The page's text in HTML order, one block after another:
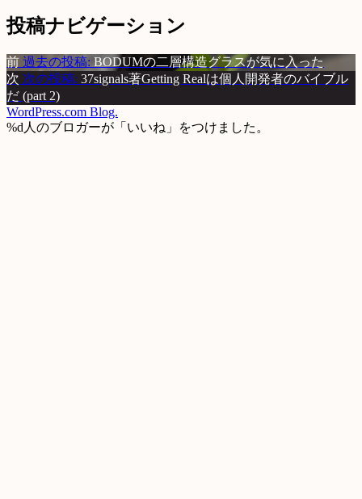
投稿ナビゲーション
前 過去の投稿: BODUMの二層構造グラスが気に入った
次 次の投稿: 37signals著Getting Realは個人開発者のバイブル
だ (part 2)
WordPress.com Blog.
%d人のブロガーが「いいね」をつけました。